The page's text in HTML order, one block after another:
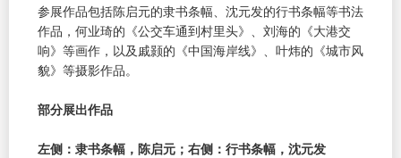
参展作品包括陈启元的隶书条幅、沈元发的行书条幅等书法
作品，何业琦的《公交车通到村里头》、刘海的《大港交
响》等画作，以及戚颢的《中国海岸线》、叶炜的《城市风
貌》等摄影作品。
部分展出作品
左侧：隶书条幅，陈启元；右侧：行书条幅，沈元发